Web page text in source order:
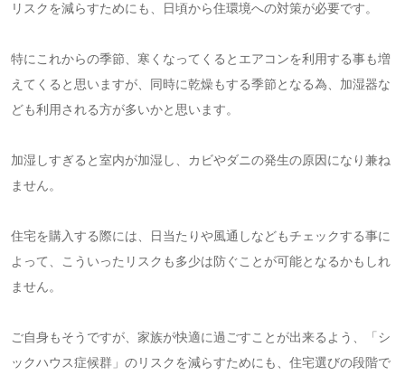
リスクを減らすためにも、日頃から住環境への対策が必要です。
特にこれからの季節、寒くなってくるとエアコンを利用する事も増
えてくると思いますが、同時に乾燥もする季節となる為、加湿器な
ども利用される方が多いかと思います。
加湿しすぎると室内が加湿し、カビやダニの発生の原因になり兼ね
ません。
住宅を購入する際には、日当たりや風通しなどもチェックする事に
よって、こういったリスクも多少は防ぐことが可能となるかもしれ
ません。
ご自身もそうですが、家族が快適に過ごすことが出来るよう、「シ
ックハウス症候群」のリスクを減らすためにも、住宅選びの段階で